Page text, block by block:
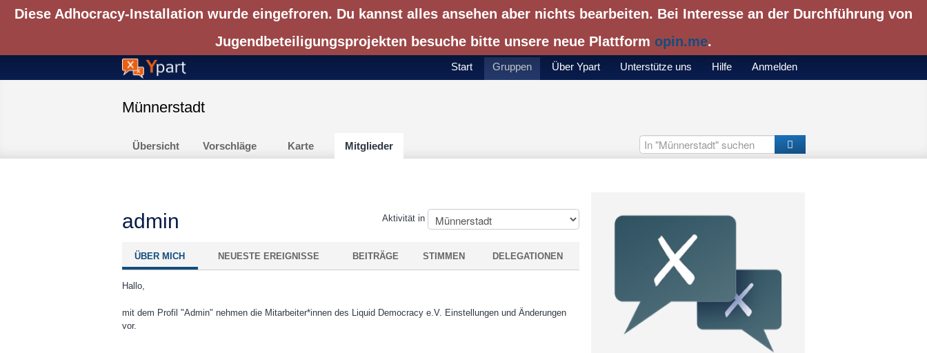
Diese Adhocracy-Installation wurde eingefroren. Du kannst alles ansehen aber nichts bearbeiten. Bei Interesse an der Durchführung von
Jugendbeteiligungsprojekten besuche bitte unsere neue Plattform opin.me.
Start Gruppen Über Ypart Unterstütze uns Hilfe Anmelden
Münnerstadt
Übersicht Vorschläge Karte Mitglieder
Aktivität in
admin
ÜBER MICH NEUESTE EREIGNISSE BEITRÄGE STIMMEN DELEGATIONEN
Hallo,
mit dem Profil "Admin" nehmen die Mitarbeiter*innen des Liquid Democracy e.V. Einstellungen und Änderungen
vor.